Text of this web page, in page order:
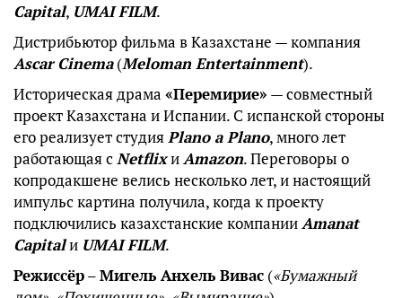
Capital, UMAI FILM.
Дистрибьютор фильма в Казахстане — компания
Ascar Cinema(Meloman Entertainment).
Историческая драма «Перемирие» — совместный
проект Казахстана и Испании. С испанской стороны
его реализует студияPlano a Plano, много лет
работающая сNetflixиAmazon. Переговоры о
копродакшене велись несколько лет, и настоящий
импульс картина получила, когда к проекту
подключились казахстанские компанииAmanat
Capitalи UMAI FILM.
Режиссёр–Мигель Анхель Вивас («Бумажный